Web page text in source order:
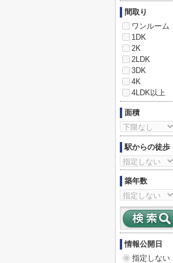
間取り
ワンルーム
1DK
2K
2LDK
3DK
4K
4LDK以上
面積
駅からの徒歩
築年数
情報公開日
指定しない